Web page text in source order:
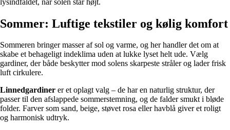
Sommer: Luftige tekstiler og kølig komfort
Sommeren bringer masser af sol og varme, og her handler det om at
skabe et behageligt indeklima uden at lukke lyset helt ude. Vælg
gardiner, der både beskytter mod solens skarpeste stråler og lader frisk
luft cirkulere.
Linnedgardiner er et oplagt valg – de har en naturlig struktur, der
passer til den afslappede sommerstemning, og de falder smukt i bløde
folder. Farver som sand, beige, støvet rosa eller havblå giver et roligt
og harmonisk udtryk.